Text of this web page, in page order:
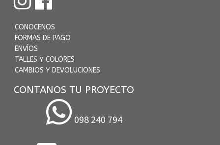
CONOCENOS
FORMAS DE PAGO
ENVÍOS
TALLES Y COLORES
CAMBIOS Y DEVOLUCIONES
CONTANOS TU PROYECTO
098 240 794